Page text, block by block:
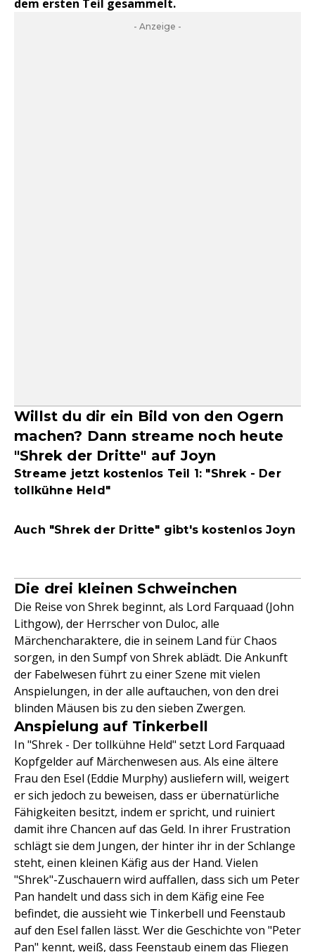
dem ersten Teil gesammelt.
- Anzeige -
Willst du dir ein Bild von den Ogern
machen? Dann streame noch heute
"Shrek der Dritte" auf Joyn
Streame jetzt kostenlos Teil 1: "Shrek - Der
tollkühne Held"
Auch "Shrek der Dritte" gibt's kostenlosJoyn
Die drei kleinen Schweinchen
Die Reise von Shrek beginnt, als Lord Farquaad (John
Lithgow), der Herrscher von Duloc, alle
Märchencharaktere, die in seinem Land für Chaos
sorgen, in den Sumpf von Shrek ablädt. Die Ankunft
der Fabelwesen führt zu einer Szene mit vielen
Anspielungen, in der alle auftauchen, von den drei
blinden Mäusen bis zu den sieben Zwergen.
Anspielung auf Tinkerbell
In "Shrek - Der tollkühne Held" setzt Lord Farquaad
Kopfgelder auf Märchenwesen aus. Als eine ältere
Frau den Esel (Eddie Murphy) ausliefern will, weigert
er sich jedoch zu beweisen, dass er übernatürliche
Fähigkeiten besitzt, indem er spricht, und ruiniert
damit ihre Chancen auf das Geld. In ihrer Frustration
schlägt sie dem Jungen, der hinter ihr in der Schlange
steht, einen kleinen Käfig aus der Hand. Vielen
"Shrek"-Zuschauern wird auffallen, dass sich um Peter
Pan handelt und dass sich in dem Käfig eine Fee
befindet, die aussieht wie Tinkerbell und Feenstaub
auf den Esel fallen lässt. Wer die Geschichte von "Peter
Pan" kennt, weiß, dass Feenstaub einem das Fliegen